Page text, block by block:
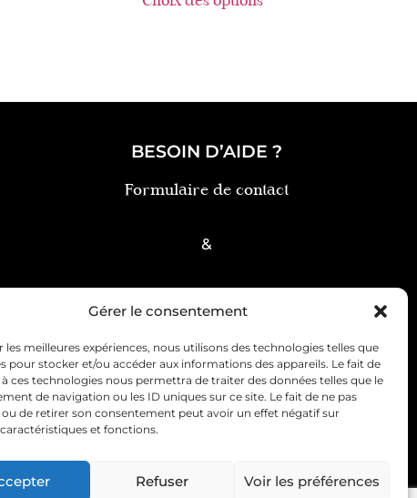
Gérer le consentement
les meilleures expériences, nous utilisons des technologies telles que
pour stocker et/ou accéder aux informations des appareils. Le fait de
ces technologies nous permettra de traiter des données telles que le
de navigation ou les ID uniques sur ce site. Le fait de ne pas
de retirer son consentement peut avoir un effet négatif sur
et fonctions.
Refuser Voir les préférences
BESOIN D’AIDE ?
Formulaire de contact
&
client Politique de cookies (UE)